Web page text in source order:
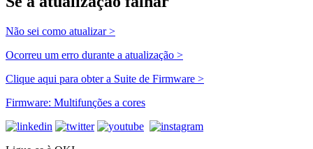
Não sei como atualizar >
Ocorreu um erro durante a atualização >
Clique aqui para obter a Suite de Firmware >
Firmware: Multifunções a cores